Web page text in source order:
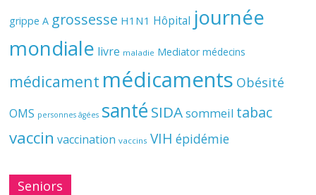
grippe A grossesse H1N1 Hôpital journée
mondiale livre maladie Mediator médecins
médicament médicaments Obésité
OMS personnes âgées santé SIDAsommeil tabac
vaccin vaccination vaccins VIH épidémie
Seniors